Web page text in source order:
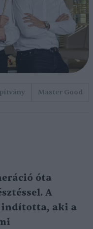
Master Good
óta
A
indította, aki a